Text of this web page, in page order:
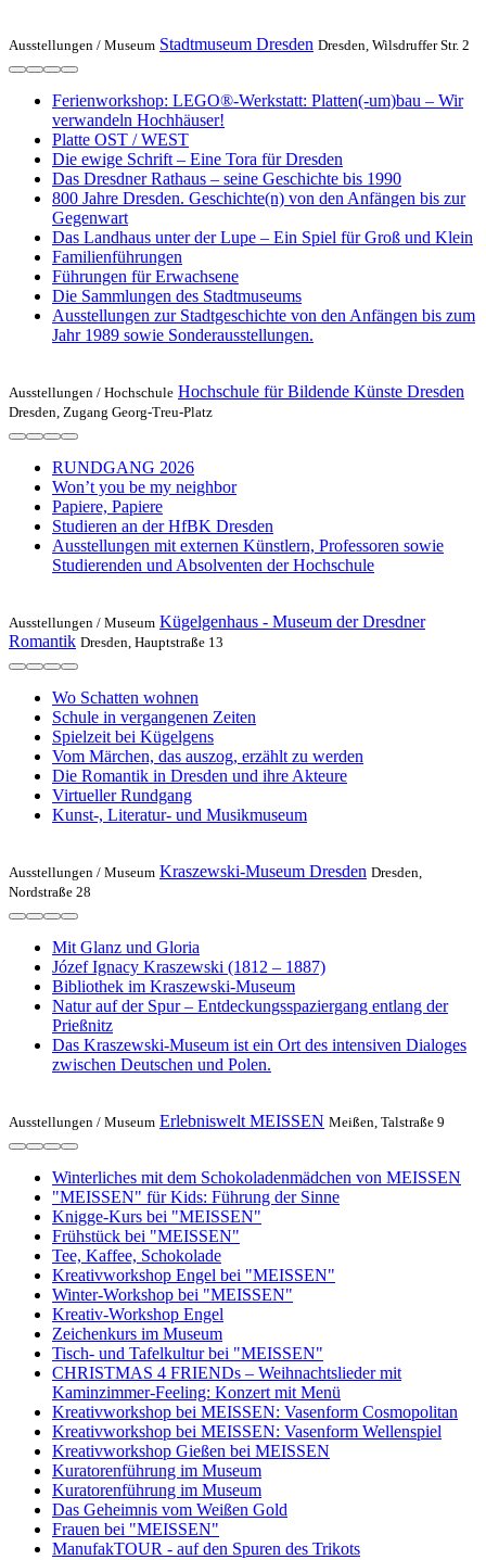
Ausstellungen / Museum Stadtmuseum Dresden Dresden, Wilsdruffer Str. 2
Ferienworkshop: LEGO®-Werkstatt: Platten(-um)bau – Wir
verwandeln Hochhäuser!
Platte OST / WEST
Die ewige Schrift – Eine Tora für Dresden
Das Dresdner Rathaus – seine Geschichte bis 1990
800 Jahre Dresden. Geschichte(n) von den Anfängen bis zur
Gegenwart
Das Landhaus unter der Lupe – Ein Spiel für Groß und Klein
Familienführungen
Führungen für Erwachsene
Die Sammlungen des Stadtmuseums
Ausstellungen zur Stadtgeschichte von den Anfängen bis zum
Jahr 1989 sowie Sonderausstellungen.
Ausstellungen / Hochschule Hochschule für Bildende Künste Dresden
Dresden, Zugang Georg-Treu-Platz
RUNDGANG 2026
Won’t you be my neighbor
Papiere, Papiere
Studieren an der HfBK Dresden
Ausstellungen mit externen Künstlern, Professoren sowie
Studierenden und Absolventen der Hochschule
Ausstellungen / Museum Kügelgenhaus - Museum der Dresdner
Romantik Dresden, Hauptstraße 13
Wo Schatten wohnen
Schule in vergangenen Zeiten
Spielzeit bei Kügelgens
Vom Märchen, das auszog, erzählt zu werden
Die Romantik in Dresden und ihre Akteure
Virtueller Rundgang
Kunst-, Literatur- und Musikmuseum
Ausstellungen / Museum Kraszewski-Museum Dresden Dresden,
Nordstraße 28
Mit Glanz und Gloria
Józef Ignacy Kraszewski (1812 – 1887)
Bibliothek im Kraszewski-Museum
Natur auf der Spur – Entdeckungsspaziergang entlang der
Prießnitz
Das Kraszewski-Museum ist ein Ort des intensiven Dialoges
zwischen Deutschen und Polen.
Ausstellungen / Museum Erlebniswelt MEISSEN Meißen, Talstraße 9
Winterliches mit dem Schokoladenmädchen von MEISSEN
"MEISSEN" für Kids: Führung der Sinne
Knigge-Kurs bei "MEISSEN"
Frühstück bei "MEISSEN"
Tee, Kaffee, Schokolade
Kreativworkshop Engel bei "MEISSEN"
Winter-Workshop bei "MEISSEN"
Kreativ-Workshop Engel
Zeichenkurs im Museum
Tisch- und Tafelkultur bei "MEISSEN"
CHRISTMAS 4 FRIENDs – Weihnachtslieder mit
Kaminzimmer-Feeling: Konzert mit Menü
Kreativworkshop bei MEISSEN: Vasenform Cosmopolitan
Kreativworkshop bei MEISSEN: Vasenform Wellenspiel
Kreativworkshop Gießen bei MEISSEN
Kuratorenführung im Museum
Kuratorenführung im Museum
Das Geheimnis vom Weißen Gold
Frauen bei "MEISSEN"
ManufakTOUR - auf den Spuren des Trikots